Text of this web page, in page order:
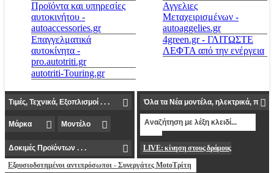
Προϊόντα και υπηρεσίες
αυτοκινήτου -
autoaccessories.gr
Επαγγελματικά
αυτοκίνητα -
pro.autotriti.gr
autotriti-Touring.gr
Αγγελιες
Μεταχειρισμένων -
autoaggelies.gr
4green.gr - ΓΛΙΤΩΣΤΕ
ΛΕΦΤΑ από την ενέργεια
LIVE: κίνηση στους δρόμους
Εξουσιοδοτημένοι αντιπρόσωποι - Συνεργάτες MotoΤρίτη